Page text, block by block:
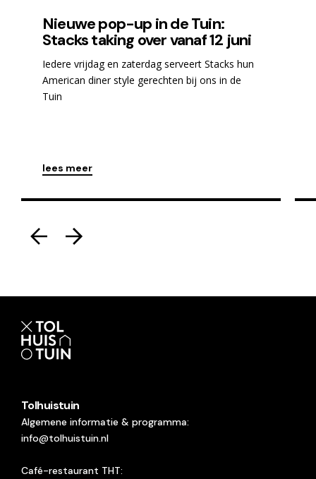
Nieuwe pop-up in de Tuin:
Stacks taking over vanaf 12 juni
Iedere vrijdag en zaterdag serveert Stacks hun
American diner style gerechten bij ons in de
Tuin
lees meer
Tolhuistuin
Algemene informatie & programma:
info@tolhuistuin.nl
Café-restaurant THT: